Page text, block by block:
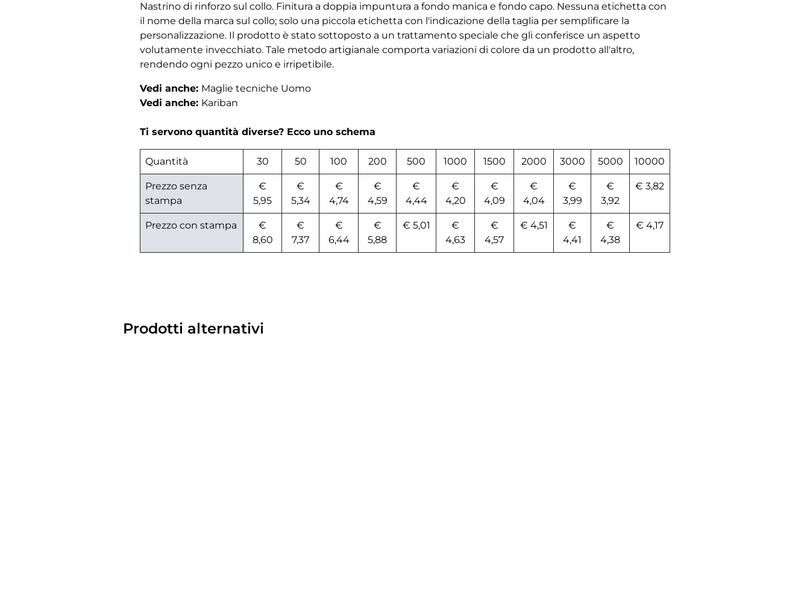
Nastrino di rinforzo sul collo. Finitura a doppia impuntura a fondo manica e fondo capo. Nessuna etichetta con
il nome della marca sul collo; solo una piccola etichetta con l'indicazione della taglia per semplificare la
personalizzazione. Il prodotto è stato sottoposto a un trattamento speciale che gli conferisce un aspetto
volutamente invecchiato. Tale metodo artigianale comporta variazioni di colore da un prodotto all'altro,
rendendo ogni pezzo unico e irripetibile.
Vedi anche: Maglie tecniche Uomo
Vedi anche: Kariban
Ti servono quantità diverse? Ecco uno schema
Quantità 30 50 100 200 500 1000 1500 2000 3000 5000 10000
Prezzo senza
stampa
€
5,95
€
5,34
€
4,74
€
4,59
€
4,44
€
4,20
€
4,09
€
4,04
€
3,99
€
3,92
€ 3,82
Prezzo con stampa
€
8,60
€
7,37
€
6,44
€
5,88
€ 5,01
€
4,63
€
4,57
€ 4,51
€
4,41
€
4,38
€ 4,17
Prodotti alternativi